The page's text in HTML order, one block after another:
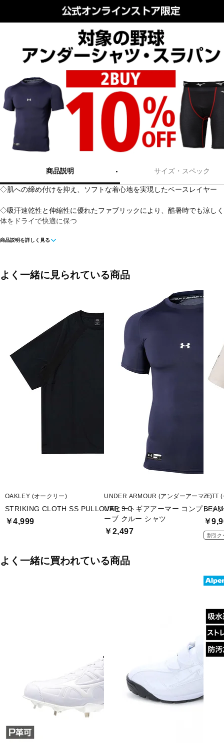
商品説明 サイズ・スペック
◇肌への締め付けを抑え、ソフトな着心地を実現したベースレイヤー
◇吸汗速乾性と伸縮性に優れたファブリックにより、酷暑時でも涼し
体をドライで快適に保つ
◇4方向へのストレッチ性に優れ、あらゆる動きをスムーズにする
◇肌への締め付けを抑え、ソフトな着心地を実現したベースレイヤー
◇滑らかで肌触りが良く、軽量で吸汗速乾性に優れた生地を使用
◇裾に背番号、名前等を記入できるジョックタグ
ネイビー×レッド(600:Red / Midnight Navy / Gold)
商品説明を詳しく見る
よく一緒に見られている商品
OAKLEY (オークリー)
STRIKING CLOTH SS PULLOVER 9.0
￥4,999
UNDER ARMOUR (アンダーアーマー)
UAヒートギアアーマー コンプレッ
ーブ クルー シャツ
￥2,497
ZETT (
￥
割引ク
よく一緒に買われている商品